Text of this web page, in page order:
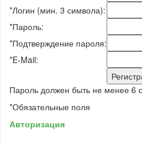
*Логин (мин. 3 символа):
*Пароль:
*Подтверждение пароля:
*E-Mail:
Пароль должен быть не менее 6
*Обязательные поля
Авторизация